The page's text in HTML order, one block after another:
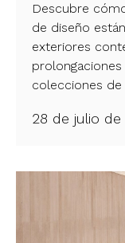
Descubre
de diseño
exteriores
prolongaciones
colecciones
con innovación
28 de julio de